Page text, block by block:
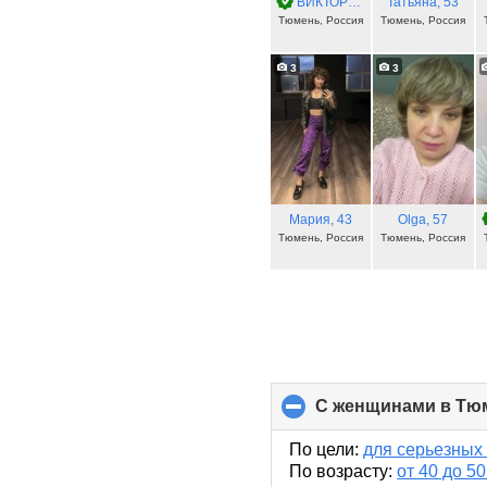
Тюмень, Россия Тюмень, Россия
3
Мария, 43
Тюмень, Россия
3
Olga, 57
Тюмень, Россия
С женщинами в
По цели: для
По возрасту: от 40 до